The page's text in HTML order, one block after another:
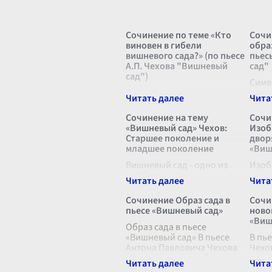
Сочинение по теме «Кто
виновен в гибели
вишневого сада?» (по пьесе
А.П. Чехова "Вишневый
сад")
Вопрос о том, кто виновен в
гибели вишневого сада,
является одним из
центральных в пьесе Антона
Павловича Чехова
"Вишневый сад". Пьеса,
написанная в начале XX
века, является не тол ...
сад"
Сочинение на тему
«Вишневый сад» Чехов:
Старшее поколение и
младшее поколение
Вишневый сад - одно из
наиболее значимых
произведений Антона
Павловича Чехова, где
перед читателем
разворачиваются сложные
взаимоотношения старшего
и младшего поколений. Это
произв ...
Сочинение Образ сада в
пьесе «Вишневый сад»
Образ сада в пьесе
«Вишневый сад» В пьесе
Антона Павловича Чехова
«Вишнёвый сад» образ сада
занимает центральное
В
ярко